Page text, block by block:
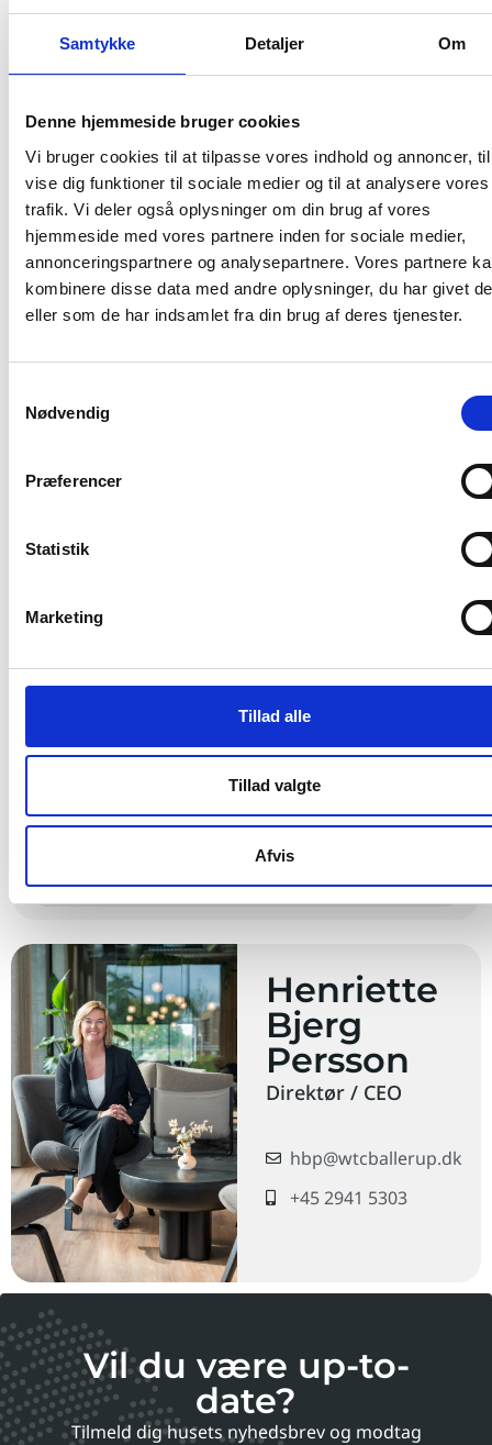
Samtykke Detaljer Om
Denne hjemmeside bruger cookies
Vi bruger cookies til at tilpasse vores indhold og annoncer,
vise dig funktioner til sociale medier og til at analysere vores
trafik. Vi deler også oplysninger om din brug af vores
hjemmeside med vores partnere inden for sociale medier,
annonceringspartnere og analysepartnere. Vores partnere
kombinere disse data med andre oplysninger, du har givet
eller som de har indsamlet fra din brug af deres tjenester.
Nødvendig
Præferencer
Statistik
Marketing
Tillad alle
Tillad valgte
Afvis
Ballerups faciliteter:
konferencefaciliteter
Fitnesscenter, Healthcare Center og servicerede
lejligheder
Bemandet reception og professionel
virksomhedsadresse
World Trade Center Ballerup rummer over 40.000 m² og
er placeret i et af Danmarks største erhvervsområder
med optimal infrastruktur og nærhed til både by og
Kontor
(inkl. drift og forbrug)
Book fremvisning
Henriette
Bjerg
Persson
Direktør / CEO
hbp@wtcballerup.dk
+45 2941 5303
Vil du være up-to-
date?
Tilmeld dig husets nyhedsbrev og modtag